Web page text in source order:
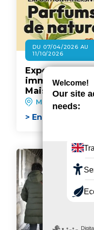
DU 07/04/2026 AU
11/10/2026
Exposition
immersive à la
Maison de
: Parfums de
nature
Maisons-Alfort
> En savoir plus